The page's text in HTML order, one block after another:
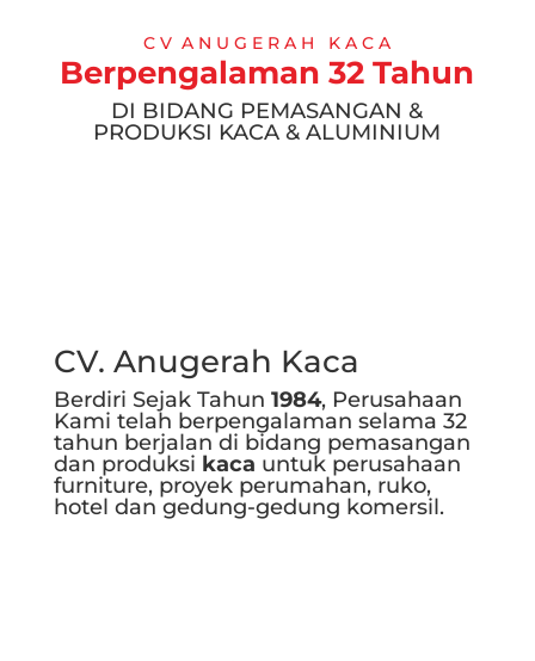
C V A N U G E R A H K A C A
Berpengalaman 32 Tahun
DI BIDANG PEMASANGAN &
PRODUKSI KACA & ALUMINIUM
CV. Anugerah Kaca
Berdiri Sejak Tahun 1984, Perusahaan
Kami telah berpengalaman selama 32
tahun berjalan di bidang pemasangan
dan produksi kaca untuk perusahaan
furniture, proyek perumahan, ruko,
hotel dan gedung-gedung komersil.